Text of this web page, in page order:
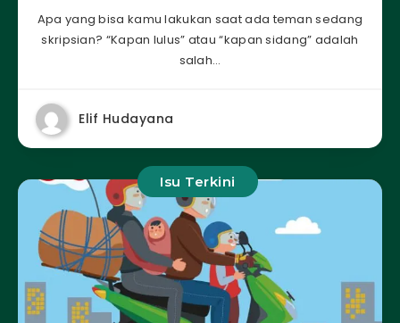
Apa yang bisa kamu lakukan saat ada teman sedang
skripsian? “Kapan lulus” atau “kapan sidang” adalah
salah…
Elif Hudayana
Isu Terkini